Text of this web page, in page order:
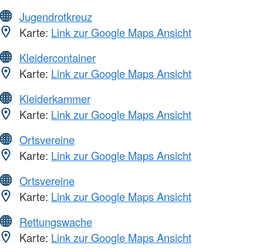
Jugendrotkreuz
Karte: Link zur Google Maps Ansicht
Kleidercontainer
Karte: Link zur Google Maps Ansicht
Kleiderkammer
Karte: Link zur Google Maps Ansicht
Ortsvereine
Karte: Link zur Google Maps Ansicht
Ortsvereine
Karte: Link zur Google Maps Ansicht
Rettungswache
Karte: Link zur Google Maps Ansicht